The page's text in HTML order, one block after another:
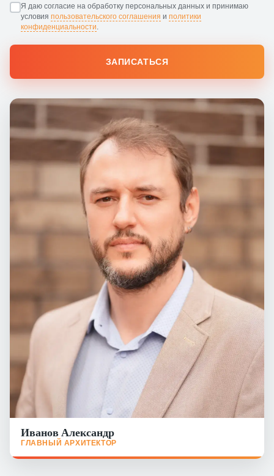
Я даю согласие на обработку персональных данных и принимаю
условия пользовательского соглашения и политики
конфиденциальности.
ЗАПИСАТЬСЯ
Иванов Александр
ГЛАВНЫЙ АРХИТЕКТОР